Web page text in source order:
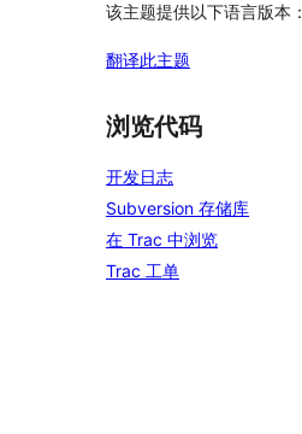
该主题提供以下语言版本：
翻译此主题
浏览代码
开发日志
Subversion 存储库
在 Trac 中浏览
Trac 工单